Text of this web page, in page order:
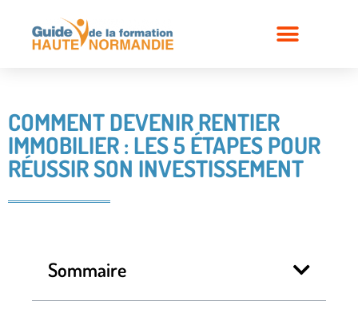
COMMENT DEVENIR RENTIER
IMMOBILIER : LES 5 ÉTAPES POUR
RÉUSSIR SON INVESTISSEMENT
Sommaire